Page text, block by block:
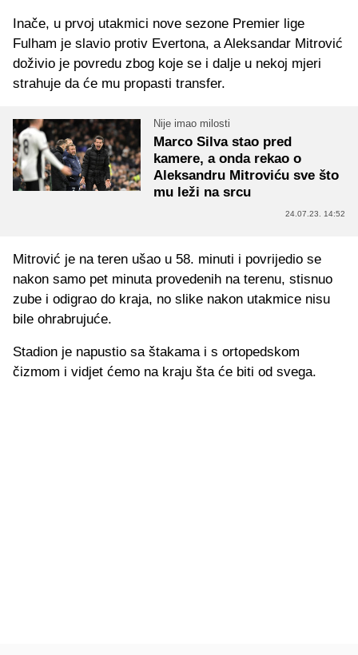
Inače, u prvoj utakmici nove sezone Premier lige
Fulham je slavio protiv Evertona, a Aleksandar Mitrović
doživio je povredu zbog koje se i dalje u nekoj mjeri
strahuje da će mu propasti transfer.
Nije imao milosti
Marco Silva stao pred
kamere, a onda rekao o
Aleksandru Mitroviću sve što
mu leži na srcu
24.07.23. 14:52
Mitrović je na teren ušao u 58. minuti i povrijedio se
nakon samo pet minuta provedenih na terenu, stisnuo
zube i odigrao do kraja, no slike nakon utakmice nisu
bile ohrabrujuće.
Stadion je napustio sa štakama i s ortopedskom
čizmom i vidjet ćemo na kraju šta će biti od svega.